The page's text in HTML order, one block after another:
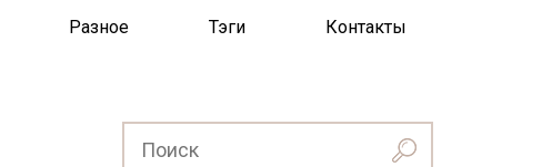
Разное Тэги Контакты